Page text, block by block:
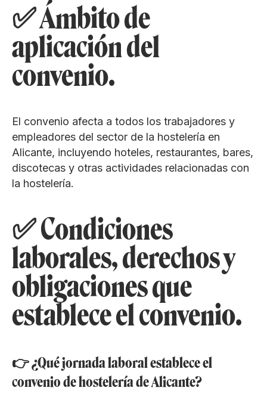
✅ Ámbito de
aplicación del
convenio.
El convenio afecta a todos los trabajadores y
empleadores del sector de la hostelería en
Alicante, incluyendo hoteles, restaurantes, bares,
discotecas y otras actividades relacionadas con
la hostelería.
✅ Condiciones
laborales, derechos y
obligaciones que
establece el convenio.
👉 ¿Qué jornada laboral establece el
convenio de hostelería de Alicante?